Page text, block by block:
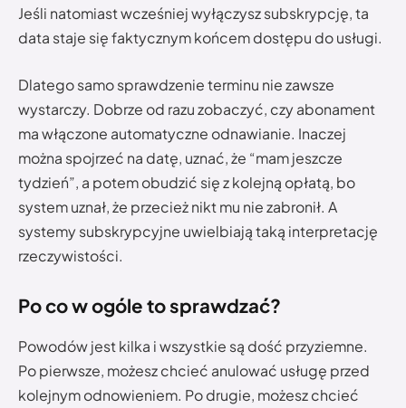
Jeśli natomiast wcześniej wyłączysz subskrypcję, ta
data staje się faktycznym końcem dostępu do usługi.
Dlatego samo sprawdzenie terminu nie zawsze
wystarczy. Dobrze od razu zobaczyć, czy abonament
ma włączone automatyczne odnawianie. Inaczej
można spojrzeć na datę, uznać, że “mam jeszcze
tydzień”, a potem obudzić się z kolejną opłatą, bo
system uznał, że przecież nikt mu nie zabronił. A
systemy subskrypcyjne uwielbiają taką interpretację
rzeczywistości.
Po co w ogóle to sprawdzać?
Powodów jest kilka i wszystkie są dość przyziemne.
Po pierwsze, możesz chcieć anulować usługę przed
kolejnym odnowieniem. Po drugie, możesz chcieć